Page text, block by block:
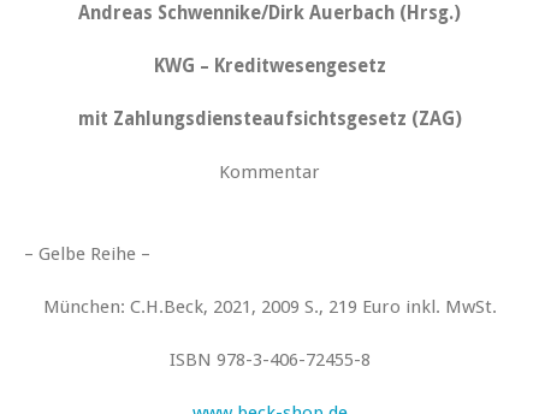
Andreas Schwennike/Dirk Auerbach (Hrsg.)
KWG – Kreditwesengesetz
mit Zahlungsdiensteaufsichtsgesetz (ZAG)
Kommentar
– Gelbe Reihe –
München: C.H.Beck, 2021, 2009 S., 219 Euro inkl. MwSt.
ISBN 978-3-406-72455-8